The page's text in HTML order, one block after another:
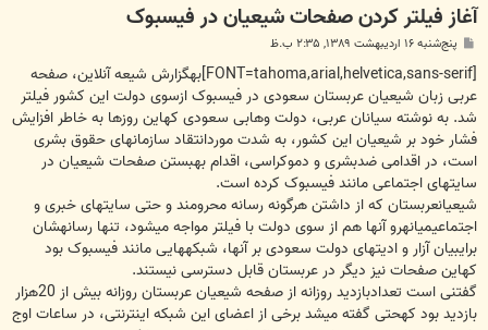
آغاز فیلتر کردن صفحات شیعیان در فیس‏بوک
س
ت
پنج‌شنبه ۱۶ اردیبهشت ۱۳۸۹, ۲:۳۵ ب.ظ
[FONT=tahoma,arial,helvetica,sans-serif]بهگزارش شیعه آنلاین، صفحه
عربی زبان شیعیان عربستان سعودی در فیس‏بوک ازسوی دولت این کشور فیلتر
شد. به نوشته سی‏ان‏ان عربی، دولت وهابی سعودی کهاین روزها به خاطر افزایش
فشار خود بر شیعیان این کشور، به شدت موردانتقاد سازمان‏های حقوق بشری
است، در اقدامی ضدبشری و دموکراسی، اقدام بهبستن صفحات شیعیان در
سایت‏های اجتماعی مانند فیس‏بوک کرده است.
شیعیانعربستان که از داشتن هرگونه رسانه محرومند و حتی سایت‏های خبری و
اجتماعیمیانه‏رو آنها هم از سوی دولت با فیلتر مواجه می‏شود، تنها رسانه‏شان
برایبیان آزار و ادیت‏های دولت سعودی بر آنها، شبکه‏هایی مانند فیس‏بوک بود
کهاین صفحات نیز دیگر در عربستان قابل دسترسی نیستند.
گفتنی است تعدادبازدید روزانه از صفحه شیعیان عربستان روزانه بیش از 20هزار
بازدید بود کهحتی گفته می‏شد برخی از اعضای این شبکه اینترنتی، در ساعات اوج